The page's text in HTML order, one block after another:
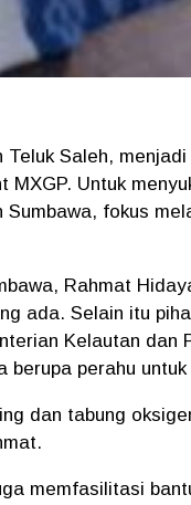
Teluk Saleh,
MXGP. Untuk
Sumbawa, fokus
Rahmat
ada. Selain itu
Kelautan dan
berupa perahu
dan tabung
memfasilitasi